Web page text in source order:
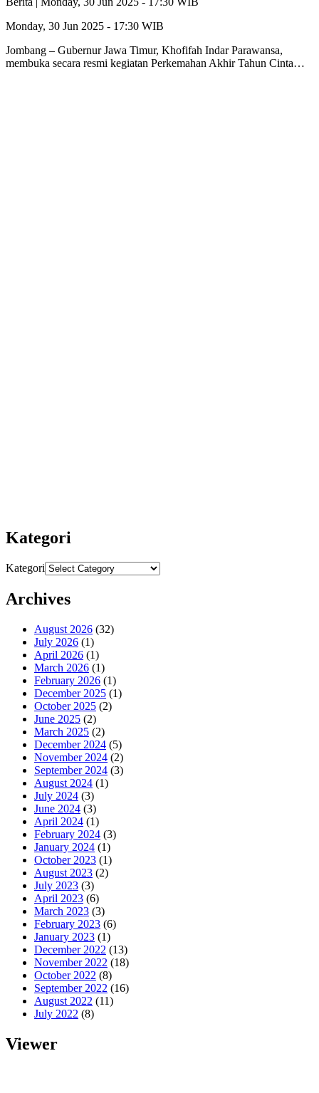
Monday, 30 Jun 2025 - 17:30 WIB
Jombang – Gubernur Jawa Timur, Khofifah Indar Parawansa,
membuka secara resmi kegiatan Perkemahan Akhir Tahun Cinta…
Kategori
Kategori
Archives
August 2026 (32)
July 2026 (1)
April 2026 (1)
March 2026 (1)
February 2026 (1)
December 2025 (1)
October 2025 (2)
June 2025 (2)
March 2025 (2)
December 2024 (5)
November 2024 (2)
September 2024 (3)
August 2024 (1)
July 2024 (3)
June 2024 (3)
April 2024 (1)
February 2024 (3)
January 2024 (1)
October 2023 (1)
August 2023 (2)
July 2023 (3)
April 2023 (6)
March 2023 (3)
February 2023 (6)
January 2023 (1)
December 2022 (13)
November 2022 (18)
October 2022 (8)
September 2022 (16)
August 2022 (11)
July 2022 (8)
Viewer